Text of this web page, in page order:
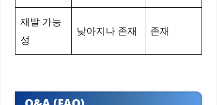
재발 가능
성
낮아지나 존재 존재